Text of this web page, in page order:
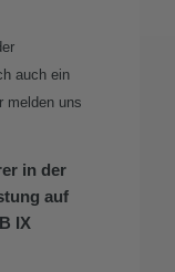
auch ein
melden uns
in der
auf
IX